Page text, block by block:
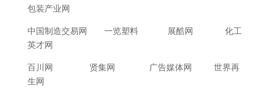
包装产业网
中国制造交易网 一览塑料 展酷网 化工
英才网
百川网 贤集网 广告媒体网 世界再
生网